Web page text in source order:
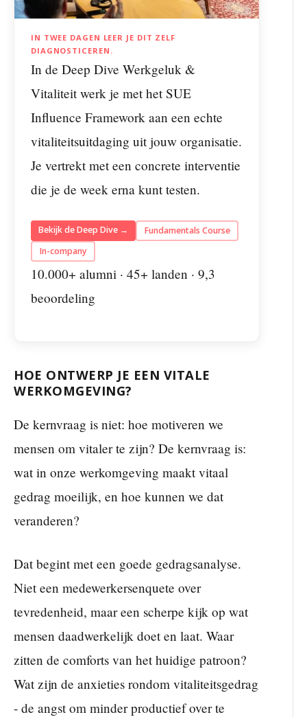
IN TWEE DAGEN LEER JE DIT ZELF
DIAGNOSTICEREN.
In de Deep Dive Werkgeluk &
Vitaliteit werk je met het SUE
Influence Framework aan een echte
vitaliteitsuitdaging uit jouw organisatie.
Je vertrekt met een concrete interventie
die je de week erna kunt testen.
Bekijk de Deep Dive →
Fundamentals Course
In-company
10.000+ alumni · 45+ landen · 9,3
beoordeling
HOE ONTWERP JE EEN VITALE
WERKOMGEVING?
De kernvraag is niet: hoe motiveren we
mensen om vitaler te zijn? De kernvraag is:
wat in onze werkomgeving maakt vitaal
gedrag moeilijk, en hoe kunnen we dat
veranderen?
Dat begint met een goede gedragsanalyse.
Niet een medewerkersenquete over
tevredenheid, maar een scherpe kijk op wat
mensen daadwerkelijk doet en laat. Waar
zitten de comforts van het huidige patroon?
Wat zijn de anxieties rondom vitaliteitsgedrag
- de angst om minder productief over te